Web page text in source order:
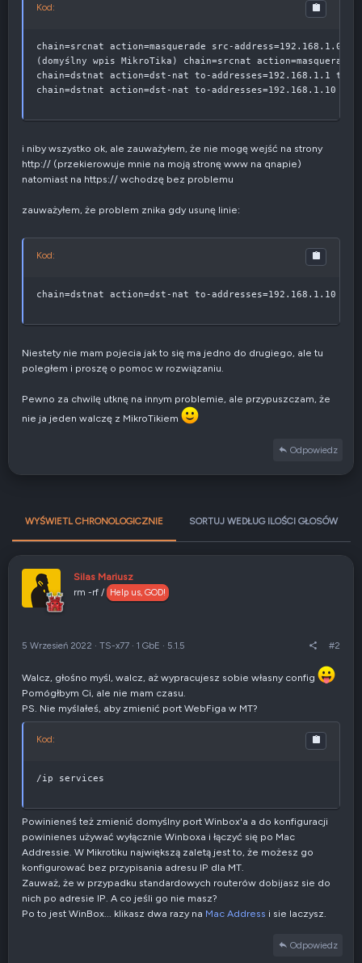
Kod:
chain=srcnat action=masquerade src-
(domyślny wpis MikroTika) chain=srcnat
chain=dstnat action=dst-nat to-addresses=192.168.1.1
chain=dstnat action=dst-nat to-addresses=192.168.1.10
i niby wszystko ok, ale zauważyłem, że nie mogę wejść na strony
http:// (przekierowuje mnie na moją stronę www na qnapie)
natomiast na https:// wchodzę bez problemu
zauważyłem, że problem znika gdy usunę linie:
Kod:
chain=dstnat action=dst-nat to-addresses=192.168.1.10
Niestety nie mam pojecia jak to się ma jedno do drugiego, ale tu
poległem i proszę o pomoc w rozwiązaniu.
Pewno za chwilę utknę na innym problemie, ale przypuszczam, że
nie ja jeden walczę z MikroTikiem
Odpowiedz
WYŚWIETL CHRONOLOGICZNIE SORTUJ WEDŁUG ILOŚCI GŁOSÓW
Silas Mariusz
rm -rf / Help us, GOD!
5 Wrzesień 2022 · TS-x77 · 1 GbE · 5.1.5 #2
Walcz, głośno myśl, walcz, aż wypracujesz sobie własny config
Pomógłbym Ci, ale nie mam czasu.
PS. Nie myślałeś, aby zmienić port WebFiga w MT?
Kod:
/ip services
Powinieneś też zmienić domyślny port Winbox'a a do konfiguracji
powinienes używać wyłącznie Winboxa i łączyć się po Mac
Addressie. W Mikrotiku największą zaletą jest to, że możesz go
konfigurować bez przypisania adresu IP dla MT.
Zauważ, że w przypadku standardowych routerów dobijasz sie do
nich po adresie IP. A co jeśli go nie masz?
Po to jest WinBox... klikasz dwa razy na Mac Address i sie laczysz.
Odpowiedz